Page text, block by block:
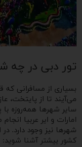
تور دبی در چه
بسیاری از مسافرانی که
می‌آیند تا از پایتخت،
سایر شهرها همه‌روزه با
امارات و ایر عربیا
شهرها نیز وجود دارد.
کشور بیشتر آشنا شوید: